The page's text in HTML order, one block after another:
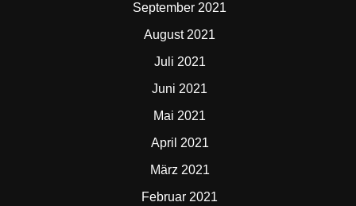
September 2021
August 2021
Juli 2021
Juni 2021
Mai 2021
April 2021
März 2021
Februar 2021